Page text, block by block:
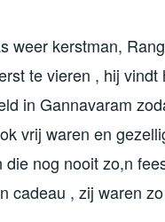
weer kerstman,
te vieren , hij
in Gannavaram
vrij waren en
nog nooit zo,n
cadeau , zij waren